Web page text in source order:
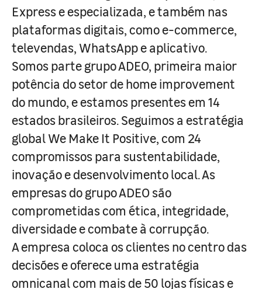
Express e especializada, e também nas
plataformas digitais, como e-commerce,
televendas, WhatsApp e aplicativo.
Somos parte grupo ADEO, primeira maior
potência do setor de home improvement
do mundo, e estamos presentes em 14
estados brasileiros. Seguimos a estratégia
global We Make It Positive, com 24
compromissos para sustentabilidade,
inovação e desenvolvimento local. As
empresas do grupo ADEO são
comprometidas com ética, integridade,
diversidade e combate à corrupção.
A empresa coloca os clientes no centro das
decisões e oferece uma estratégia
omnicanal com mais de 50 lojas físicas e